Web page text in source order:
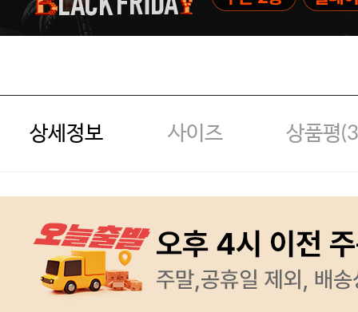
상세정보 사이즈 상품평(3